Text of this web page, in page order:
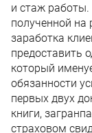
и стаж работы.
полученной
заработка
предоставить
который
обязанности
первых двух
книги,
страховом